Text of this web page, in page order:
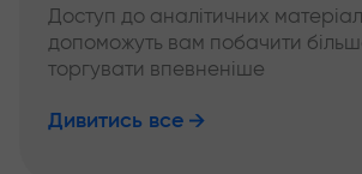
Доступ до аналітичних
допоможуть вам побачити
торгувати впевненіше
Дивитись все